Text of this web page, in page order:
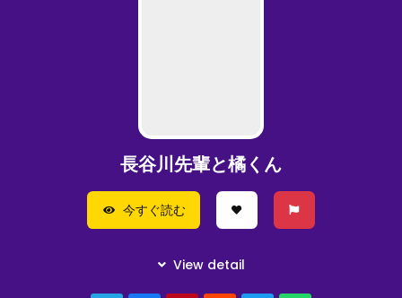
長谷川先輩と橘くん
今すぐ読む